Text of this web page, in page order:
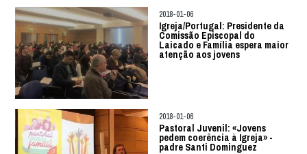
2018-01-06
Igreja/Portugal: Presidente da
Comissão Episcopal do
Laicado e Família espera maior
atenção aos jovens
2018-01-06
Pastoral Juvenil: «Jovens
pedem coerência à Igreja» -
padre Santi Dominguez